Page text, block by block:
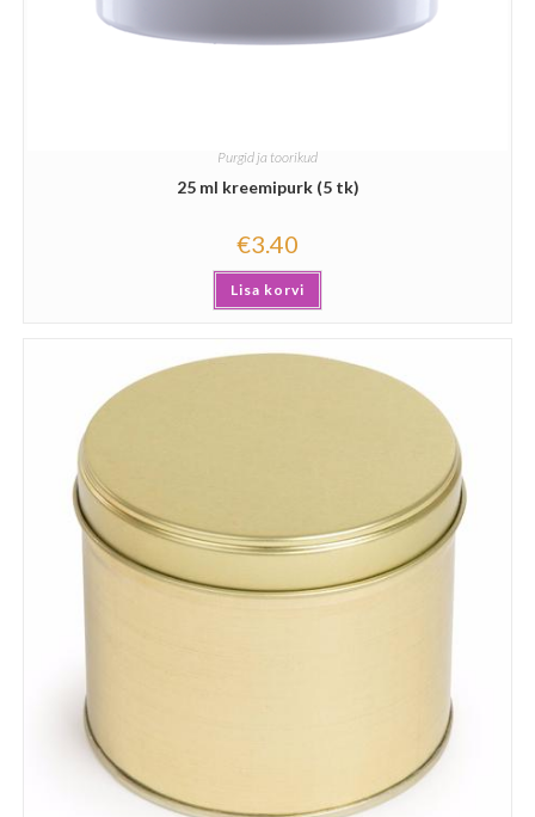
Purgid ja toorikud
25 ml kreemipurk (5 tk)
€3.40
Lisa korvi